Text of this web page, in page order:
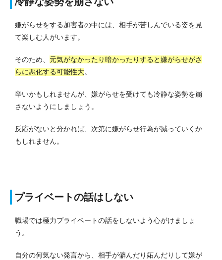
嫌がらせをする加害者の中には、相手が苦しんでいる姿を見
て楽しむ人がいます。
そのため、 元気がなかったり暗かったりすると嫌がらせがさ
らに悪化する可能性大。
辛いかもしれませんが、嫌がらせを受けても冷静な姿勢を崩
さないようにしましょう。
反応がないと分かれば、次第に嫌がらせ行為が減っていくか
もしれません。
プライベートの話はしない
職場では極力プライベートの話をしないよう心がけましょ
う。
自分の何気ない発言から、相手が僻んだり妬んだりして嫌が